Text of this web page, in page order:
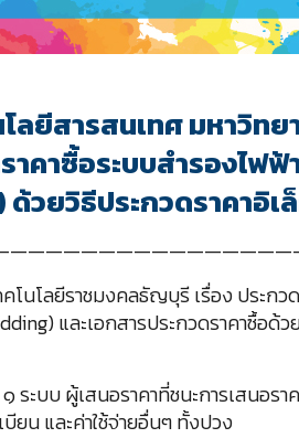
ลยีสารสนเทศ มหาวิท
าคาซื้อระบบสำรองไฟ
วยวิธีประกวดราคาอิ
นโลยีราชมงคลธัญบุรี เรื่อง ประก
และเอกสารประกวดราคาซื้อด้
ะบบ ผู้เสนอราคาที่ชนะการเสนอรา
ยน และค่าใช้จ่ายอื่นๆ ทั้งปวง